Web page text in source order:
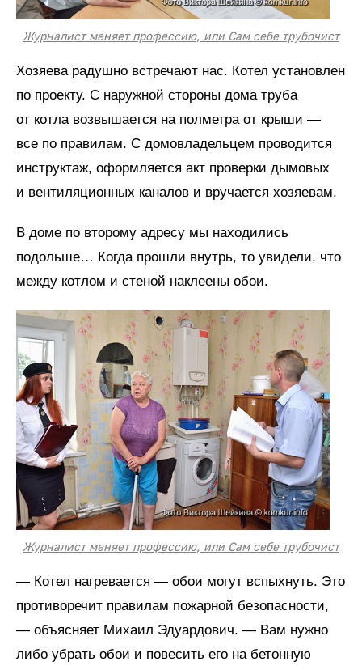
Журналист меняет профессию, или Сам себе трубочист
Хозяева радушно встречают нас. Котел установлен
по проекту. С наружной стороны дома труба
от котла возвышается на полметра от крыши —
все по правилам. С домовладельцем проводится
инструктаж, оформляется акт проверки дымовых
и вентиляционных каналов и вручается хозяевам.
В доме по второму адресу мы находились
подольше… Когда прошли внутрь, то увидели, что
между котлом и стеной наклеены обои.
Журналист меняет профессию, или Сам себе трубочист
— Котел нагревается — обои могут вспыхнуть. Это
противоречит правилам пожарной безопасности,
— объясняет Михаил Эдуардович. — Вам нужно
либо убрать обои и повесить его на бетонную